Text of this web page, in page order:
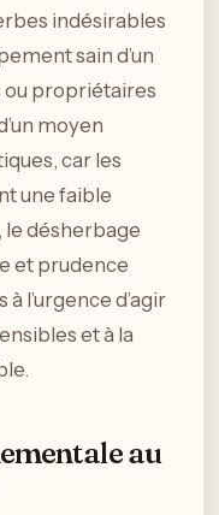
indésirables
sain d’un
ou propriétaires
moyen
car les
une faible
le désherbage
et prudence
l’urgence d’agir
et à la
au